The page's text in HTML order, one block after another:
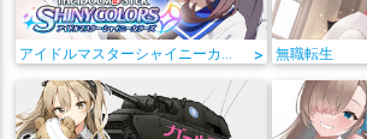
> 無職転生